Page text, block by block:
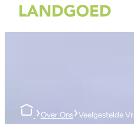
›Over Ons›Veelgestelde